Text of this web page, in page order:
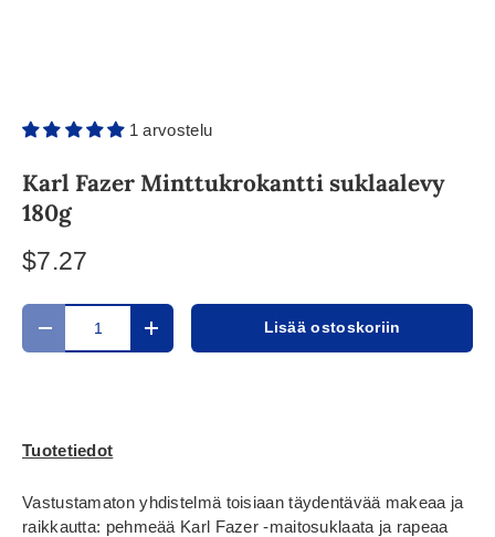
1 arvostelu
Karl Fazer Minttukrokantti suklaalevy
180g
$7.27
Määrä
Translation missing: fi.cart.items.decrease_quantity
Translation missing:Lisää ostoskoriin
Tuotetiedot
Vastustamaton yhdistelmä toisiaan täydentävää makeaa ja
raikkautta: pehmeää Karl Fazer -maitosuklaata ja rapeaa